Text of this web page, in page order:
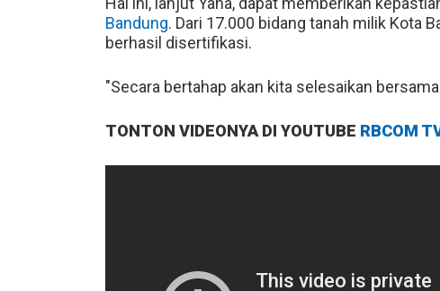
Bandung. Dari 17.000 bidang tanah milik Kota
berhasil disertifikasi.
"Secara bertahap akan kita selesaikan
TONTON VIDEONYA DI YOUTUBE RBCOM